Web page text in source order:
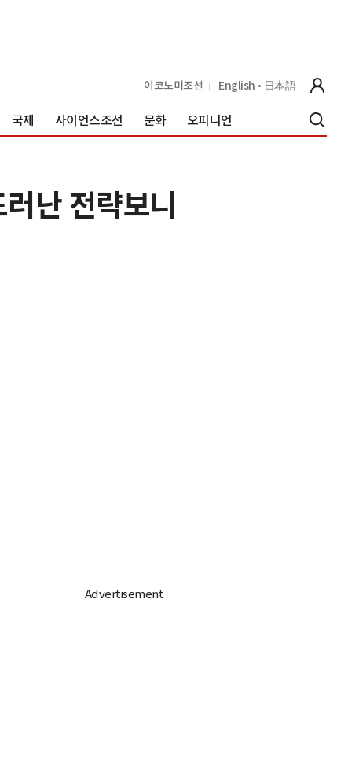
이코노미조선 English 日本語
국제 사이언스조선 문화 오피니언
난 전략보니